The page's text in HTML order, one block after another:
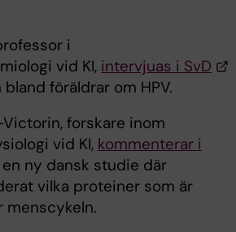
i
vid KI, intervjuas i SvD
föräldrar om HPV.
forskare inom
vid KI, kommenterar i
en ny dansk studie där
vilka proteiner som är
menscykeln.